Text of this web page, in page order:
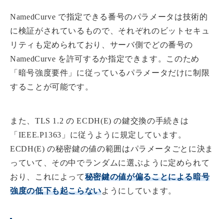
NamedCurve で指定できる番号のパラメータは技術的
に検証がされているもので、それぞれのビットセキュ
リティも定められており、サーバ側でどの番号の
NamedCurve を許可するか指定できます。このため
「暗号強度要件」に従っているパラメータだけに制限
することが可能です。
また、TLS 1.2 の ECDH(E) の鍵交換の手続きは
「IEEE.P1363」に従うように規定しています。
ECDH(E) の秘密鍵の値の範囲はパラメータごとに決ま
っていて、その中でランダムに選ぶように定められて
おり、これによって秘密鍵の値が偏ることによる暗号
強度の低下も起こらないようにしています。